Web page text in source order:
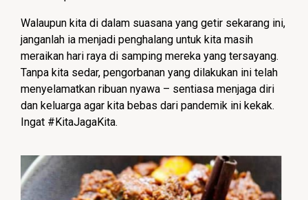
Walaupun kita di dalam suasana yang getir sekarang ini,
janganlah ia menjadi penghalang untuk kita masih
meraikan hari raya di samping mereka yang tersayang.
Tanpa kita sedar, pengorbanan yang dilakukan ini telah
menyelamatkan ribuan nyawa – sentiasa menjaga diri
dan keluarga agar kita bebas dari pandemik ini kekak.
Ingat #KitaJagaKita.